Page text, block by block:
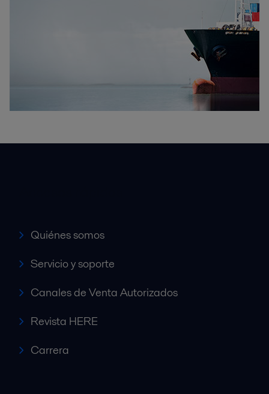
Quiénes somos
Servicio y soporte
Canales de Venta Autorizados
Revista HERE
Carrera